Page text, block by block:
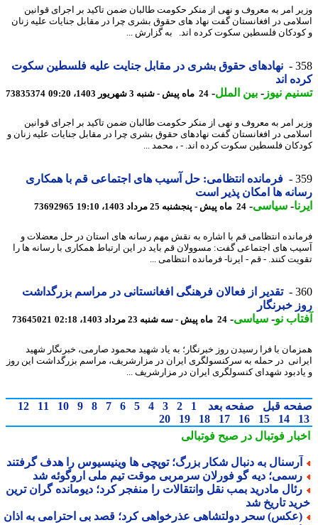
امر به معروف و نهی از منکر حکومت طالبان ضمن تاکید بر اجرای قوانین
در افغانستان گفت نهاد های حقوق بشری چرا در مقابل جنایات علیه زنان
فلسطین سکوت کرده اند. به گزارش ...
نهادهای حقوق بشری در مقابل جنایت علیه فلسطین سکوت
اند
نیوز-بین الملل-24 ماه پیش - شنبه 3 شهریور 1403، 09:20 73835374
امر به معروف و نهی از منکر حکومت طالبان ضمن تاکید بر اجرای قوانین
در افغانستان گفت نهادهای حقوق بشری چرا در مقابل جنایات علیه زنان و
فلسطین سکوت کرده اند. - ، محمد ...
فرمانده انتظامی: حل آسیب های اجتماعی قم با همکاری
ها امکان پذیر است
-سیاسی-24 ماه پیش - پنجشنبه 25 مرداد 1403، 19:10 73692965
انتظامی قم با اشاره به نقش مهم رسانه های استان در حل معضلات و
های اجتماعی گفت: مسوولان قم باید در این ارتباط همکاری با رسانه ها را
کنند. - قم - ایرنا- فرمانده انتظامی ...
تقدیر از فعالان فرهنگی افغانستانی در مراسم بزرگداشت
خبرنگار
نو- سیاسی-24 ماه پیش - سه شنبه 23 مرداد 1403، 02:18 73645021
با فرا رسیدن روز خبرنگار؛ به یاد شهید محمود صارمی، خبرنگار شهید
در حمله به سرکنسولگری ایران در مزارشریف، مراسم بزرگداشت این روز
شهدای کنسولگری ایران در مزارشریف ...
قبل صفحه بعد 1
2
3
4
5
6
7
8
9
10
11
12
14
15
16
17
18
19
20
فوتبال در صبح فوتبالی
به دنبال شکار بزرگ؛ توپچی ها وینیسیوس را هدف گرفتند
دیه گو فورلان سرمربی موقت تیم ملی اروگوئه شد
مادرید بمب نقل وانتقالات را منفجر کرد؛ دیومانده گران ترین
تاریخ شد
سحر دولتشاهی عذرخواهی کرد؛ قصد بی احترامی به اذان